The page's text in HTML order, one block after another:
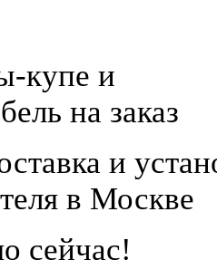
купе и
на заказ
и
в Москве
сейчас!